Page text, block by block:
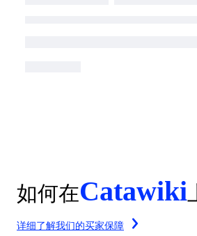
如何在Catawiki
详细了解我们的买家保障